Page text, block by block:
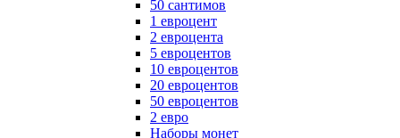
50 сантимов
1 евроцент
2 евроцента
5 евроцентов
10 евроцентов
20 евроцентов
50 евроцентов
2 евро
Наборы монет